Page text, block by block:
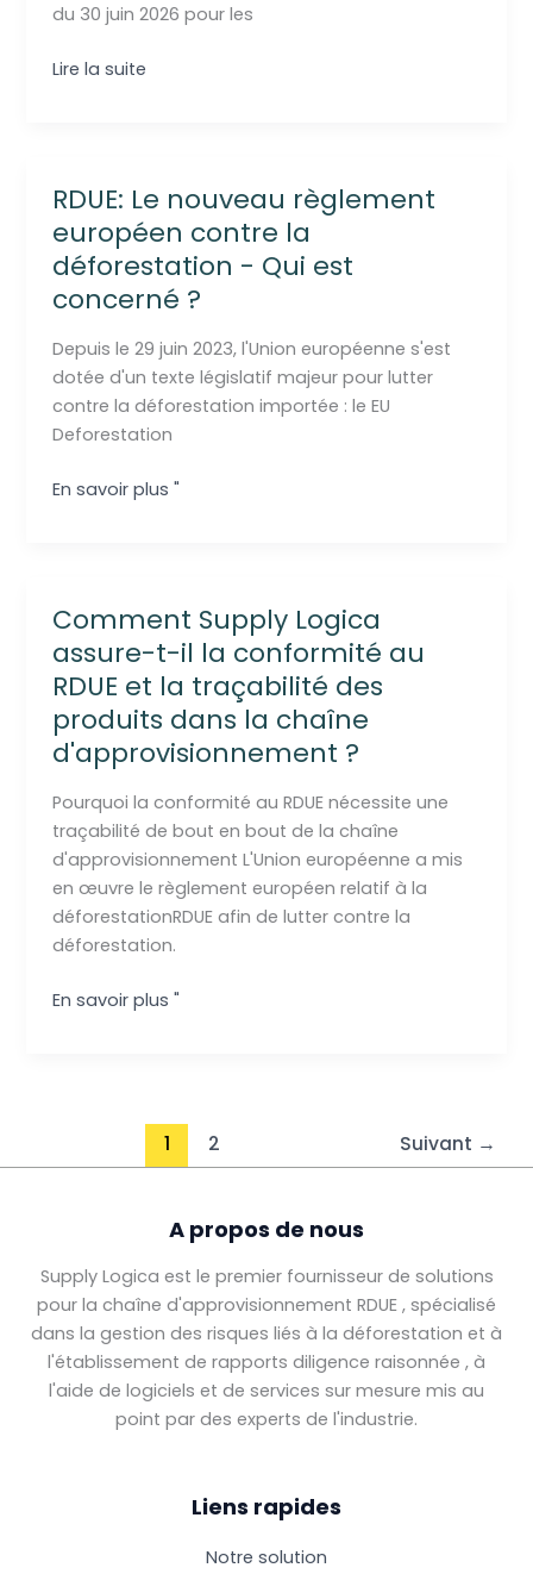
du 30 juin 2026 pour les
Comment
en
2025
:
Lire la suite
RDUE: Le nouveau règlement
européen contre la
déforestation - Qui est
concerné ?
Depuis le 29 juin 2023, l'Union européenne s'est
dotée d'un texte législatif majeur pour lutter
contre la déforestation importée : le EU
Deforestation
RDUE:
contre
la
déforestation
-
Qui
concerné
?
En savoir plus "
Comment Supply Logica
assure-t-il la conformité au
RDUE et la traçabilité des
produits dans la chaîne
d'approvisionnement ?
Pourquoi la conformité au RDUE nécessite une
traçabilité de bout en bout de la chaîne
d'approvisionnement L'Union européenne a mis
en œuvre le règlement européen relatif à la
déforestationRDUE afin de lutter contre la
déforestation.
Comment
la
et
la
traçabilité
des
produits
d'approvisionnement
En savoir plus "
1 2 Suivant →
A propos de nous
Supply Logica est le premier fournisseur de solutions
pour la chaîne d'approvisionnement RDUE , spécialisé
dans la gestion des risques liés à la déforestation et à
l'établissement de rapports diligence raisonnée , à
l'aide de logiciels et de services sur mesure mis au
point par des experts de l'industrie.
Liens rapides
Notre solution